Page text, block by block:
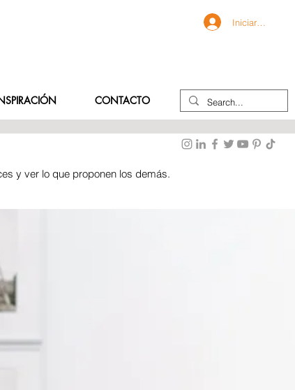
CONTACTO
Iniciar sesión
y ver lo que proponen los demás.